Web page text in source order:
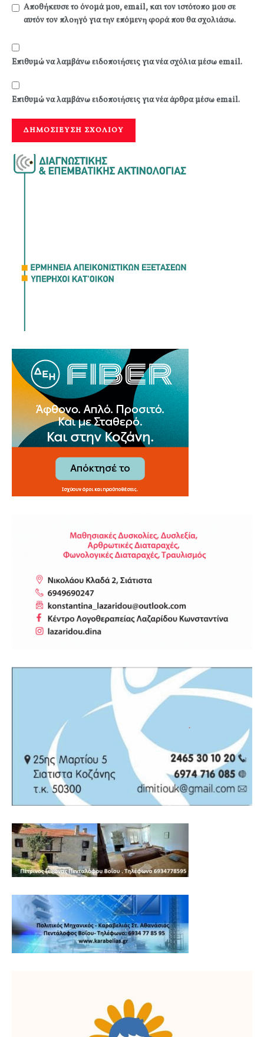
Αποθήκευσε το όνομά μου, email, και τον ιστότοπο μου σε
αυτόν τον πλοηγό για την επόμενη φορά που θα σχολιάσω.
Επιθυμώ να λαμβάνω ειδοποιήσεις για νέα σχόλια μέσω email.
Επιθυμώ να λαμβάνω ειδοποιήσεις για νέα άρθρα μέσω email.